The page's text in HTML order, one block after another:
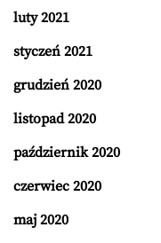
luty 2021
styczeń 2021
grudzień 2020
listopad 2020
październik 2020
czerwiec 2020
maj 2020